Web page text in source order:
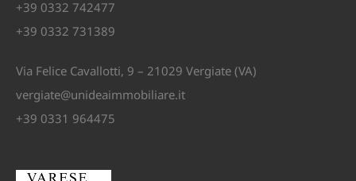
+39 0332 742477
+39 0332 731389
Via Felice Cavallotti, 9 – 21029 Vergiate (VA)
vergiate@unideaimmobiliare.it
+39 0331 964475